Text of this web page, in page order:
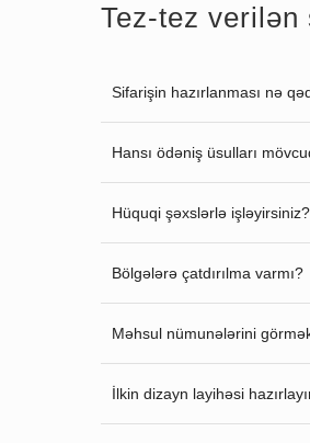
Tez-tez verilən
Sifarişin hazırlanması nə
Hansı ödəniş üsulları
Hüquqi şəxslərlə işləyirsiniz?
Bölgələrə çatdırılma varmı?
Məhsul nümunələrini
İlkin dizayn layihəsi